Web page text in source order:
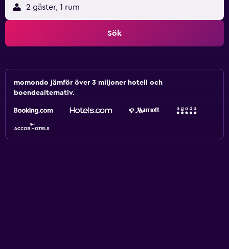
2 gäster, 1 rum
Sök
momondo jämför över 3 miljoner hotell och
boendealternativ.